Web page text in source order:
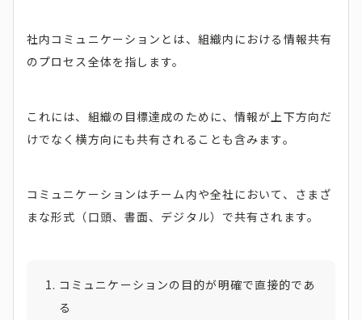
社内コミュニケーションとは、組織内における情報共有
のプロセス全体を指します。
これには、組織の目標達成のために、情報が上下方向だ
けでなく横方向にも共有されることも含みます。
コミュニケーションはチーム内や全社において、さまざ
まな形式（口頭、書面、デジタル）で共有されます。
コミュニケーションの目的が明確で直接的であ
る